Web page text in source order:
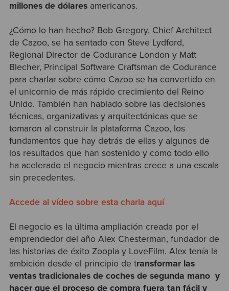
millones de dólaresamericanos.
¿Cómo lo han hecho? Bob Gregory, Chief Architect
de Cazoo, se ha sentado con Steve Lydford,
Regional Director de Codurance London y Matt
Blecher, Principal Software Craftsman de Codurance
para charlar sobre cómo Cazoo se ha convertido en
el unicornio de más rápido crecimiento del Reino
Unido. También han hablado sobre las decisiones
técnicas, organizativas y arquitectónicas que se
tomaron al construir la plataforma Cazoo, los
fundamentos que hay detrás de ellas y algunos de
los resultados que han sostenido y como todo ello
ha acelerado el negocio mientras crece a una escala
sin precedentes.
Accede al vídeo sobre esta charla aquí
El negocio es la última ampliación creada por el
emprendedor del año Alex Chesterman, fundador de
las historias de éxito Zoopla y LoveFilm. Alex tenía la
ambición desde el principio de transformar las
ventas tradicionales de coches de segunda mano y
hacer que el proceso de compra fuera tan fácil y